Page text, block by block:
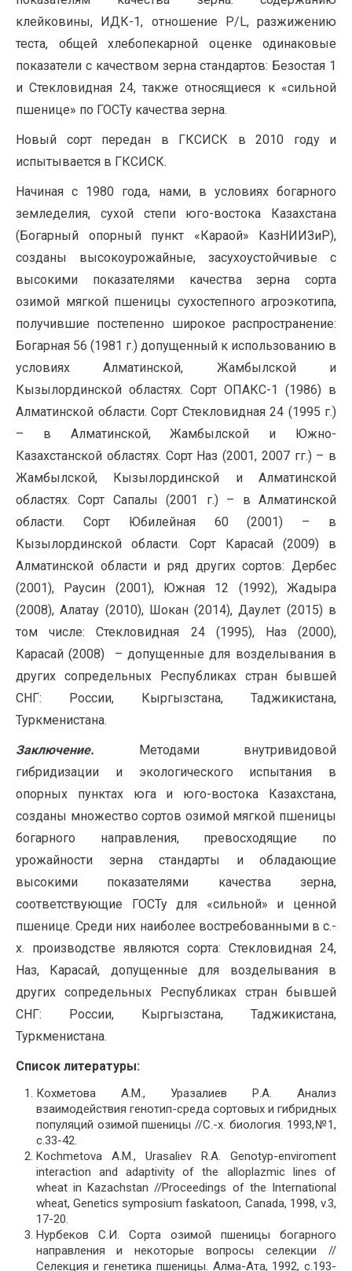
клейковины, ИДК-1, отношение P/L, разжижению
теста, общей хлебопекарной оценке одинаковые
показатели с качеством зерна стандартов: Безостая 1
и Стекловидная 24, также относящиеся к «сильной
пшенице» по ГОСТу качества зерна.
Новый сорт передан в ГКСИСК в 2010 году и
испытывается в ГКСИСК.
Начиная с 1980 года, нами, в условиях богарного
земледелия, сухой степи юго-востока Казахстана
(Богарный опорный пункт «Караой» КазНИИЗиР),
созданы высокоурожайные, засухоустойчивые с
высокими показателями качества зерна сорта
озимой мягкой пшеницы сухостепного агроэкотипа,
получившие постепенно широкое распространение:
Богарная 56 (1981 г.) допущенный к использованию в
условиях Алматинской, Жамбылской и
Кызылординской областях. Сорт ОПАКС-1 (1986) в
Алматинской области. Сорт Стекловидная 24 (1995 г.)
– в Алматинской, Жамбылской и Южно-
Казахстанской областях. Сорт Наз (2001, 2007 гг.) – в
Жамбылской, Кызылординской и Алматинской
областях. Сорт Сапалы (2001 г.) – в Алматинской
области. Сорт Юбилейная 60 (2001) – в
Кызылординской области. Сорт Карасай (2009) в
Алматинской области и ряд других сортов: Дербес
(2001), Раусин (2001), Южная 12 (1992), Жадыра
(2008), Алатау (2010), Шокан (2014), Даулет (2015) в
том числе: Стекловидная 24 (1995), Наз (2000),
Карасай (2008) – допущенные для возделывания в
других сопредельных Республиках стран бывшей
СНГ: России, Кыргызстана, Таджикистана,
Туркменистана.
Заключение. Методами внутривидовой
гибридизации и экологического испытания в
опорных пунктах юга и юго-востока Казахстана,
созданы множество сортов озимой мягкой пшеницы
богарного направления, превосходящие по
урожайности зерна стандарты и обладающие
высокими показателями качества зерна,
соответствующие ГОСТу для «сильной» и ценной
пшенице. Среди них наиболее востребованными в с.-
х. производстве являются сорта: Стекловидная 24,
Наз, Карасай, допущенные для возделывания в
других сопредельных Республиках стран бывшей
СНГ: России, Кыргызстана, Таджикистана,
Туркменистана.
Список литературы:
Кохметова А.М., Уразалиев Р.А. Анализ
взаимодействия генотип-среда сортовых и гибридных
популяций озимой пшеницы //С.-х. биология. 1993,№1,
с.33-42.
Kochmetova A.M., Urasaliev R.A. Genotyp-enviroment
interaction and adaptivity of the alloplazmic lines of
wheat in Kazachstan //Proceedings of the International
wheat, Genetics symposium faskatoon, Canada, 1998, v.3,
17-20.
Нурбеков С.И. Сорта озимой пшеницы богарного
направления и некоторые вопросы селекции //
Селекция и генетика пшеницы. Алма-Ата, 1992, с.193-